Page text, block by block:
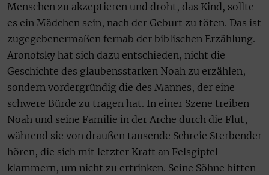
Menschen zu akzeptieren und droht, das Kind, sollte
es ein Mädchen sein, nach der Geburt zu töten. Das ist
zugegebenermaßen fernab der biblischen Erzählung.
Aronofsky hat sich dazu entschieden, nicht die
Geschichte des glaubensstarken Noah zu erzählen,
sondern vordergründig die des Mannes, der eine
schwere Bürde zu tragen hat. In einer Szene treiben
Noah und seine Familie in der Arche durch die Flut,
während sie von draußen tausende Schreie Sterbender
hören, die sich mit letzter Kraft an Felsgipfel
klammern, um nicht zu ertrinken. Seine Söhne bitten